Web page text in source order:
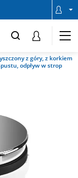
z góry, z korkiem
odpływ w strop